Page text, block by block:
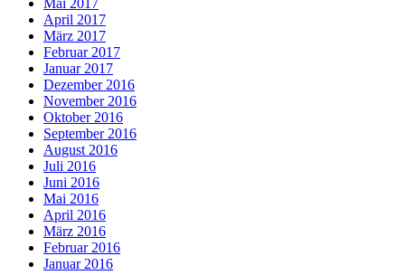
April 2017
März 2017
Februar 2017
Januar 2017
Dezember 2016
November 2016
Oktober 2016
September 2016
August 2016
Juli 2016
Juni 2016
Mai 2016
April 2016
März 2016
Februar 2016
Januar 2016